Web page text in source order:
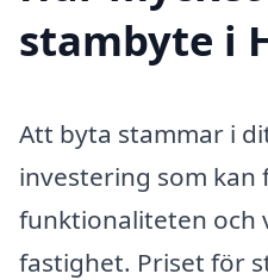
stambyte i
Att byta stammar i
investering som
funktionaliteten och
fastighet. Priset för